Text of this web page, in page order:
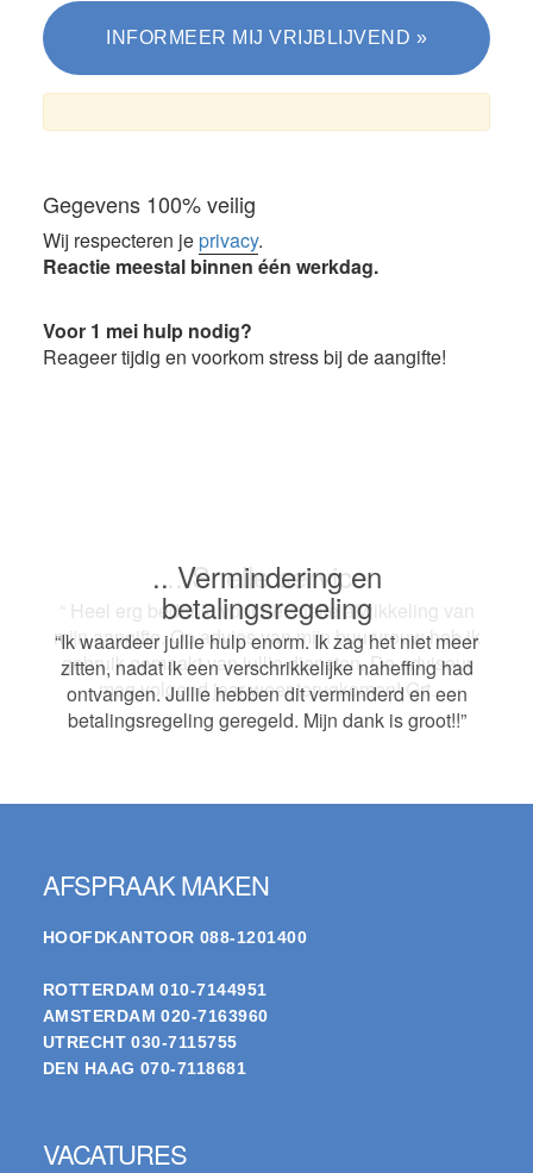
Gegevens 100% veilig
Wij respecteren jeprivacy.
Reactie meestal binnen één werkdag.
Voor 1 mei hulp nodig?
Reageer tijdig en voorkom stress bij de aangifte!
.. Vermindering en
betalingsregeling
“Ik waardeer jullie hulp enorm. Ik zag het niet meer
zitten, nadat ik een verschrikkelijke naheffing had
ontvangen. Jullie hebben dit verminderd en een
betalingsregeling geregeld. Mijn dank is groot!!”
.. Snelle service
“ Heel erg bedankt voor de snelle afwikkeling van
mijn aangifte. Op advies van mijn buurvrouw heb ik
gebruik gemaakt van jullie diensten. De adviseur
mag volgend jaar weer terugkomen! Grt.
AFSPRAAK MAKEN
HOOFDKANTOOR 088-1201400
ROTTERDAM 010-7144951
AMSTERDAM 020-7163960
UTRECHT 030-7115755
DEN HAAG 070-7118681
VACATURES